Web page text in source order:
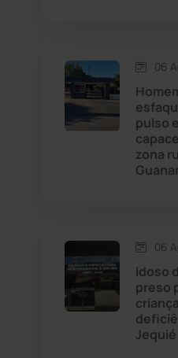
Cordeiros
Dom Basílio
Érico Cardoso
Esportes
06
pulso
zona
06
Idoso
preso
Jequié